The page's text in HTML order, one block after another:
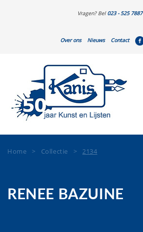
Vragen? Bel 023 - 525 7887
Over ons Nieuws Contact
Home > Collectie >2134
RENEE BAZUINE